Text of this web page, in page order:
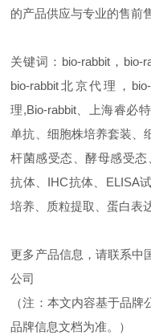
的产品供应与专业的售前
关键词：bio-rabbit，bio-
bio-rabbit北京代理，
理,Bio-rabbit、上海睿必
单抗、细胞株培养套装、
杆菌感受态、酵母感受
抗体、IHC抗体、ELISA
培养、质粒提取、蛋白表
更多产品信息，请联系中
公司
（注：本文内容基于品
品牌信息文档为准。）